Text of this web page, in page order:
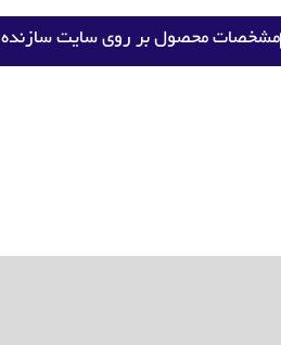
مشخصات محصول بر روی سایت سازنده